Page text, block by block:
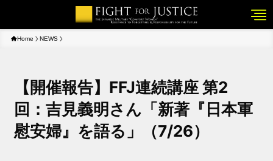
Home NEWS
【開催報告】FFJ連続講座 第2
回：吉見義明さん「新著『日本軍
慰安婦』を語る」（7/26）